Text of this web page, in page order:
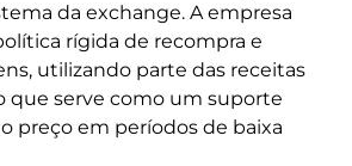
da exchange. A empresa
rígida de recompra e
utilizando parte das receitas
que serve como um suporte
preço em períodos de baixa